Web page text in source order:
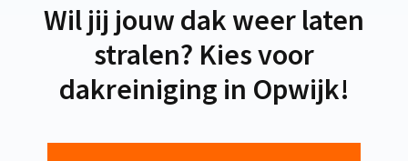
Wil jij jouw dak weer laten
stralen? Kies voor
dakreiniging in Opwijk!